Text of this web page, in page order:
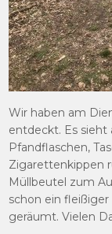
Wir haben am
entdeckt. Es sieht
Pfandflaschen,
Zigarettenkippen
Müllbeutel zum
schon ein
geräumt. Vielen